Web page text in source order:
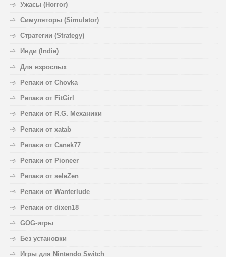
Ужасы (Horror)
Симуляторы (Simulator)
Стратегии (Strategy)
Инди (Indie)
Для взрослых
Репаки от Chovka
Репаки от FitGirl
Репаки от R.G. Механики
Репаки от xatab
Репаки от Canek77
Репаки от Pioneer
Репаки от seleZen
Репаки от Wanterlude
Репаки от dixen18
GOG-игры
Без установки
Игры для Nintendo Switch